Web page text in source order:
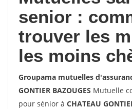
senior :
trouver les
les moins
Groupama mutuelles
GONTIER BAZOUGES Mutuelle
pour sénior à CHATEAU